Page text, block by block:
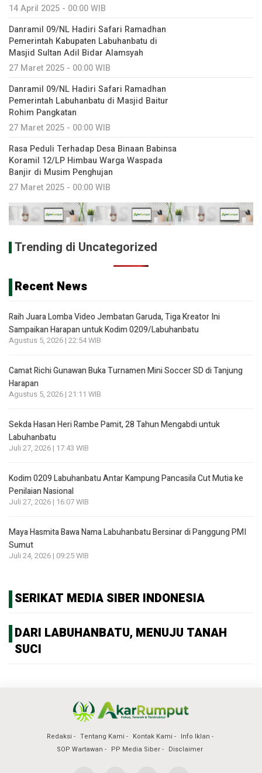
14 April 2025 - 00:00 WIB
Danramil 09/NL Hadiri Safari Ramadhan
Pemerintah Kabupaten Labuhanbatu di
Masjid Sultan Adil Bidar Alamsyah
27 Maret 2025 - 00:00 WIB
Danramil 09/NL Hadiri Safari Ramadhan
Pemerintah Labuhanbatu di Masjid Baitur
Rohim Pangkatan
27 Maret 2025 - 00:00 WIB
Rasa Peduli Terhadap Desa Binaan Babinsa
Koramil 12/LP Himbau Warga Waspada
Banjir di Musim Penghujan
27 Maret 2025 - 00:00 WIB
Trending di Uncategorized
Recent News
Raih Juara Lomba Video Jembatan Garuda, Tiga Kreator Ini
Sampaikan Harapan untuk Kodim 0209/Labuhanbatu
Agustus 5, 2026 | 22:54 WIB
Camat Richi Gunawan Buka Turnamen Mini Soccer SD di Tanjung
Harapan
Agustus 5, 2026 | 21:11 WIB
Sekda Hasan Heri Rambe Pamit, 28 Tahun Mengabdi untuk
Labuhanbatu
Juli 27, 2026 | 17:43 WIB
Kodim 0209 Labuhanbatu Antar Kampung Pancasila Cut Mutia ke
Penilaian Nasional
Juli 27, 2026 | 16:07 WIB
Maya Hasmita Bawa Nama Labuhanbatu Bersinar di Panggung PMI
Sumut
Juli 24, 2026 | 09:25 WIB
SERIKAT MEDIA SIBER INDONESIA
DARI LABUHANBATU, MENUJU TANAH
SUCI
Redaksi Tentang Kami Kontak Kami
Info Iklan
SOP Wartawan
PP Media Siber Disclaimer